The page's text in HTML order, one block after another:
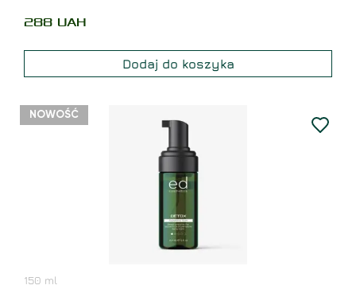
288 UAH
Dodaj do koszyka
NOWOŚĆ
150 ml